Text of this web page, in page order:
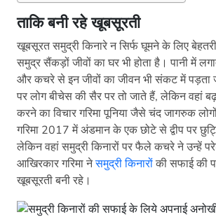
ताकि बनी रहे खूबसूरती
खूबसूरत समुद्री किनारे न सिर्फ घूमने के लिए
समुद्र सैंकड़ों जीवों का घर भी होता है। पानी में
और कचरे से इन जीवों का जीवन भी संकट में पड़ता
पर लोग बीचेस की सैर पर तो जाते हैं, लेकिन वहां
करने का विचार गरिमा पूनिया जैसे चंद जागरुक
गरिमा 2017 में अंडमान के एक छोटे से द्वीप पर
लेकिन वहां समुद्री किनारों पर फैले कचरे ने उन्हें
आखिरकार गरिमा नेसमुद्री किनारोंकी सफाई की
खूबसूरती बनी रहे।